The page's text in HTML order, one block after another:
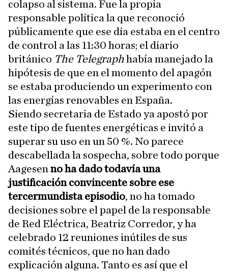
colapso al sistema. Fue la propia
responsable política la que reconoció
públicamente que ese día estaba en el centro
de control a las 11:30 horas; el diario
británico The Telegraphhabía manejado la
hipótesis de que en el momento del apagón
se estaba produciendo un experimento con
las energías renovables en España.
Siendo secretaria de Estado ya apostó por
este tipo de fuentes energéticas e invitó a
superar su uso en un 50 %. No parece
descabellada la sospecha, sobre todo porque
Aagesen no ha dado todavía una
justificación convincente sobre ese
tercermundista episodio, no ha tomado
decisiones sobre el papel de la responsable
de Red Eléctrica, Beatriz Corredor, y ha
celebrado 12 reuniones inútiles de sus
comités técnicos, que no han dado
explicación alguna. Tanto es así que el